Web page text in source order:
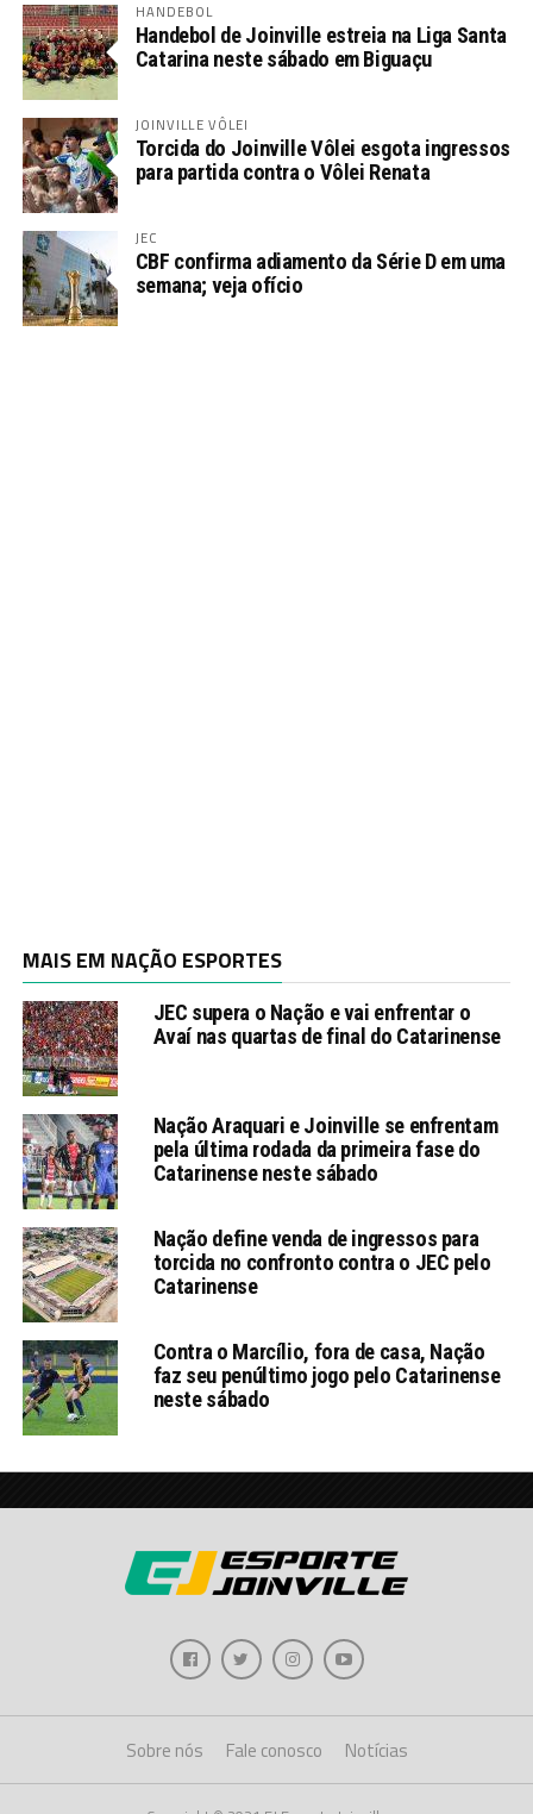
HANDEBOL
Handebol de Joinville estreia na Liga Santa
Catarina neste sábado em Biguaçu
JOINVILLE VÔLEI
Torcida do Joinville Vôlei esgota ingressos
para partida contra o Vôlei Renata
JEC
CBF confirma adiamento da Série D em uma
semana; veja ofício
MAIS EM NAÇÃO ESPORTES
JEC supera o Nação e vai enfrentar o
Avaí nas quartas de final do Catarinense
Nação Araquari e Joinville se enfrentam
pela última rodada da primeira fase do
Catarinense neste sábado
Nação define venda de ingressos para
torcida no confronto contra o JEC pelo
Catarinense
Contra o Marcílio, fora de casa, Nação
faz seu penúltimo jogo pelo Catarinense
neste sábado
Sobre nós Fale conosco Notícias